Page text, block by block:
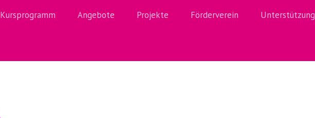
Kursprogramm Angebote Projekte Förderverein Unterstützung